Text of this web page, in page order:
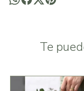
Te